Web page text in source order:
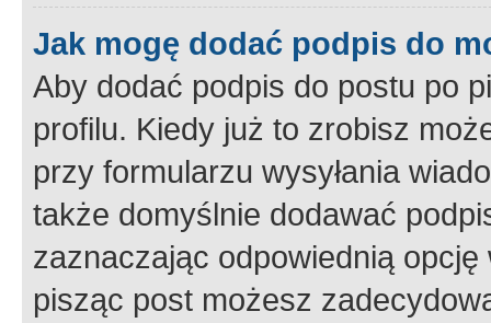
Jak mogę dodać podpis do
Aby dodać podpis do postu po
profilu. Kiedy już to zrobisz
przy formularzu wysyłania
także domyślnie dodawać
zaznaczając odpowiednią
pisząc post możesz